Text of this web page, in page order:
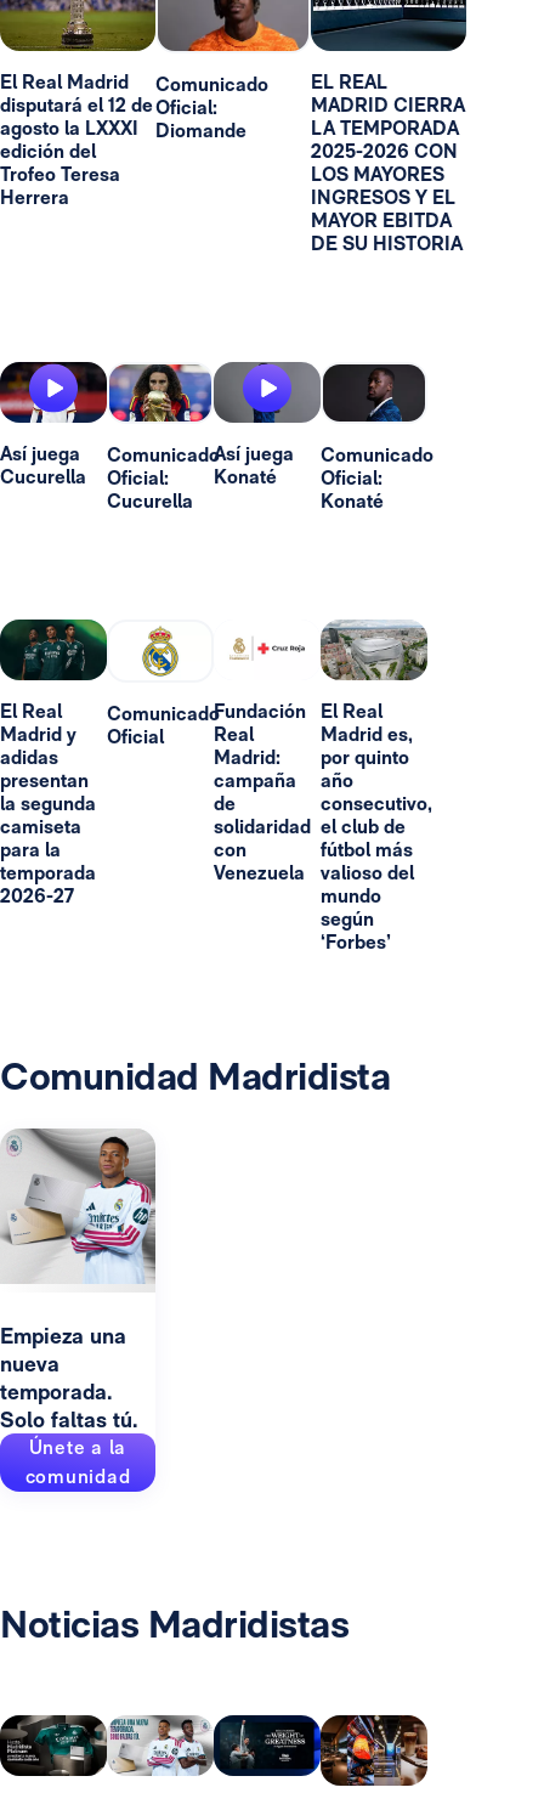
El Real Madrid
disputará el 12 de
agosto la LXXXI
edición del
Trofeo Teresa
Herrera
Comunicado
Oficial:
Diomande
EL REAL
MADRID CIERRA
LA TEMPORADA
2025-2026 CON
LOS MAYORES
INGRESOS Y EL
MAYOR EBITDA
DE SU HISTORIA
Así juega
Cucurella
Comunicado
Oficial:
Cucurella
Así juega
Konaté
Comunicado
Oficial:
Konaté
El Real
Madrid y
adidas
presentan
la segunda
camiseta
para la
temporada
2026-27
Comunicado
Oficial
Fundación
Real
Madrid:
campaña
de
solidaridad
con
Venezuela
El Real
Madrid es,
por quinto
año
consecutivo,
el club de
fútbol más
valioso del
mundo
según
‘Forbes’
Comunidad Madridista
Empieza una
nueva
temporada.
Solo faltas tú.
Únete a la
comunidad
Noticias Madridistas